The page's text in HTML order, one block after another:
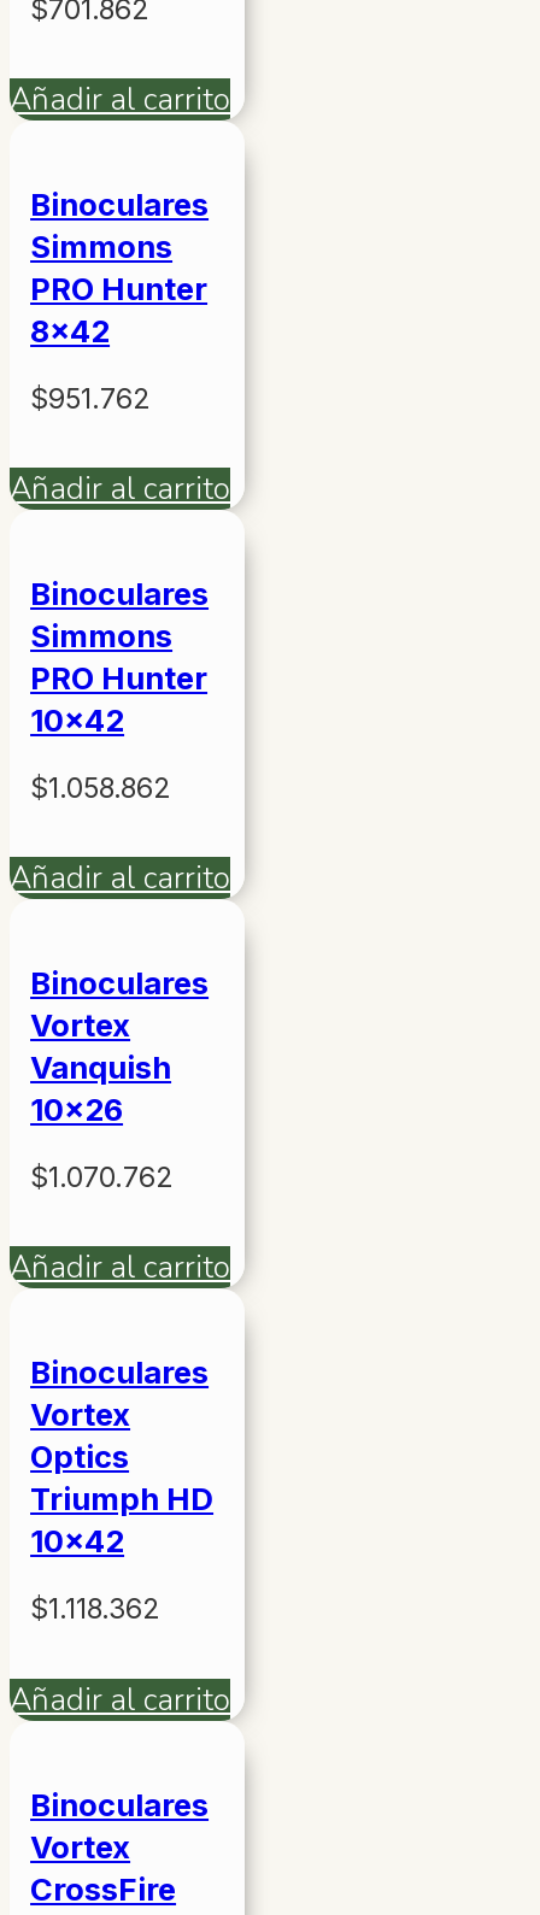
$701.862
Añadir al carrito
Binoculares
Simmons
PRO Hunter
8×42
$951.762
Añadir al carrito
Binoculares
Simmons
PRO Hunter
10×42
$1.058.862
Añadir al carrito
Binoculares
Vortex
Vanquish
10×26
$1.070.762
Añadir al carrito
Binoculares
Vortex
Optics
Triumph HD
10×42
$1.118.362
Añadir al carrito
Binoculares
Vortex
CrossFire